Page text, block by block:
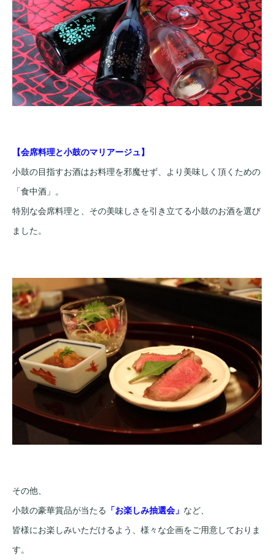
【会席料理と小鼓のマリアージュ】
小鼓の目指すお酒はお料理を邪魔せず、より美味しく頂くための
「食中酒」。
特別な会席料理と、その美味しさを引き立てる小鼓のお酒を選び
ました。
その他、
小鼓の豪華賞品が当たる 「お楽しみ抽選会」 など、
皆様にお楽しみいただけるよう、様々な企画をご用意しておりま
す。